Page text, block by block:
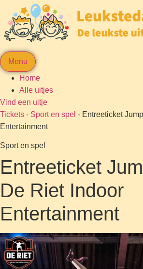
Menu
Home
Alle uitjes
Vind een uitje
Tickets - Sport en spel - Entreeticket
Entertainment
Sport en spel
Entreeticket
De Riet Indoor
Entertainment